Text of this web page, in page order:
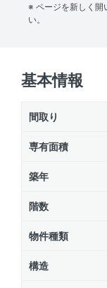
※ ページを新しく開
い。
基本情報
間取り
専有面積
築年
階数
物件種類
構造